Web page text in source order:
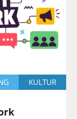
KULTUR